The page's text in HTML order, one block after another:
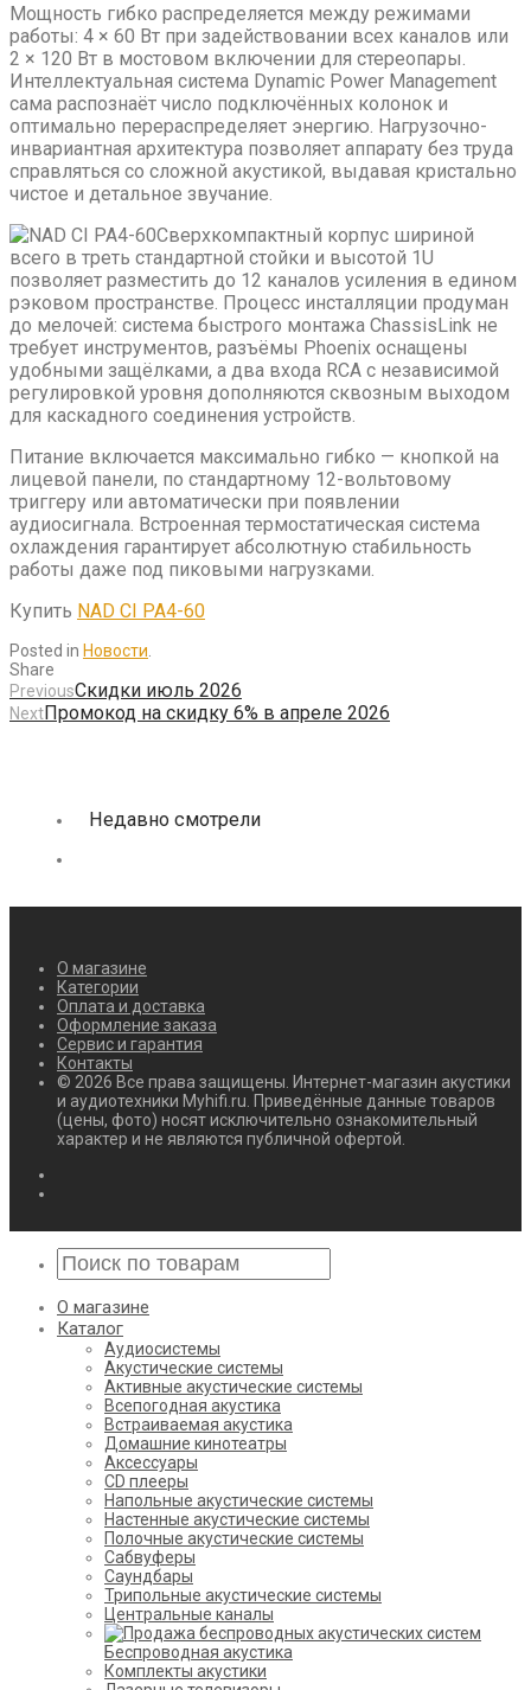
Мощность гибко распределяется между режимами
работы: 4 × 60 Вт при задействовании всех каналов или
2 × 120 Вт в мостовом включении для стереопары.
Интеллектуальная система Dynamic Power Management
сама распознаёт число подключённых колонок и
оптимально перераспределяет энергию. Нагрузочно-
инвариантная архитектура позволяет аппарату без труда
справляться со сложной акустикой, выдавая кристально
чистое и детальное звучание.
Сверхкомпактный корпус шириной
всего в треть стандартной стойки и высотой 1U
позволяет разместить до 12 каналов усиления в едином
рэковом пространстве. Процесс инсталляции продуман
до мелочей: система быстрого монтажа ChassisLink не
требует инструментов, разъёмы Phoenix оснащены
удобными защёлками, а два входа RCA с независимой
регулировкой уровня дополняются сквозным выходом
для каскадного соединения устройств.
Питание включается максимально гибко — кнопкой на
лицевой панели, по стандартному 12-вольтовому
триггеру или автоматически при появлении
аудиосигнала. Встроенная термостатическая система
охлаждения гарантирует абсолютную стабильность
работы даже под пиковыми нагрузками.
Купить NAD CI PA4-60
Posted in Новости
Share
PreviousСкидки июль 2026
NextПромокод на скидку 6% в апреле 2026
Недавно смотрели
О магазине
Категории
Оплата и доставка
Оформление заказа
Сервис и гарантия
Контакты
© 2026 Все права защищены. Интернет-магазин акустики
и аудиотехники Myhifi.ru. Приведённые данные товаров
(цены, фото) носят исключительно ознакомительный
характер и не являются публичной офертой.
О магазине
Каталог
Аудиосистемы
Акустические системы
Активные акустические системы
Всепогодная акустика
Встраиваемая акустика
Домашние кинотеатры
Аксессуары
CD плееры
Напольные акустические системы
Настенные акустические системы
Полочные акустические системы
Сабвуферы
Саундбары
Трипольные акустические системы
Центральные каналы
Беспроводная акустика
Комплекты акустики